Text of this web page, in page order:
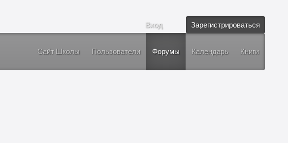
Вход Зарегистрироваться
Сайт Школы Пользователи Форумы Календарь Книги